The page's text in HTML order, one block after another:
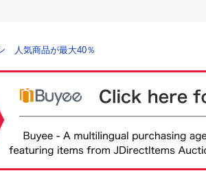
人気商品が最大40％